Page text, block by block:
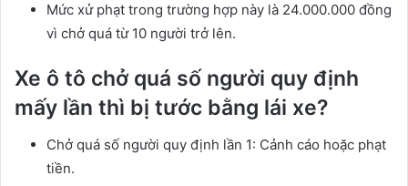
Mức xử phạt trong trường hợp này là 24.000.000 đồng
vì chở quá từ 10 người trở lên.
Xe ô tô chở quá số người quy định
mấy lần thì bị tước bằng lái xe?
Chở quá số người quy định lần 1: Cảnh cáo hoặc phạt
tiền.